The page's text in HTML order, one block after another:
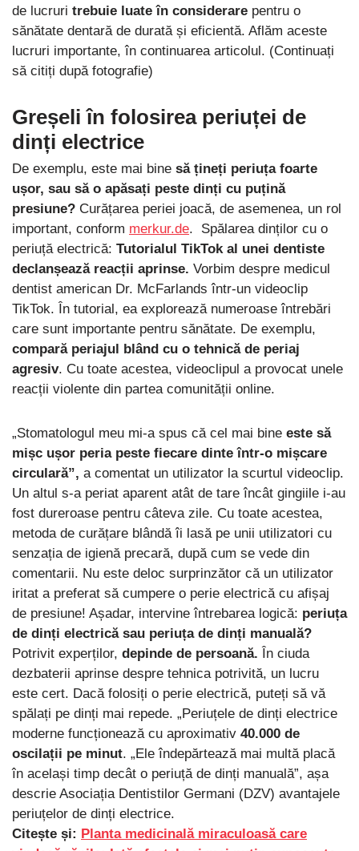
de lucruri trebuie luate în considerare pentru o
sănătate dentară de durată și eficientă. Aflăm aceste
lucruri importante, în continuarea articolul. (Continuați
să citiți după fotografie)
Greșeli în folosirea periuței de
dinți electrice
De exemplu, este mai bine să țineți periuța foarte
ușor, sau să o apăsați peste dinți cu puțină
presiune? Curățarea periei joacă, de asemenea, un rol
important, conform merkur.de. Spălarea dinților cu o
periuță electrică: Tutorialul TikTok al unei dentiste
declanșează reacții aprinse. Vorbim despre medicul
dentist american Dr. McFarlands într-un videoclip
TikTok. În tutorial, ea explorează numeroase întrebări
care sunt importante pentru sănătate. De exemplu,
compară periajul blând cu o tehnică de periaj
agresiv. Cu toate acestea, videoclipul a provocat unele
reacții violente din partea comunității online.
„Stomatologul meu mi-a spus că cel mai bine este să
mișc ușor peria peste fiecare dinte într-o mișcare
circulară”, a comentat un utilizator la scurtul videoclip.
Un altul s-a periat aparent atât de tare încât gingiile i-au
fost dureroase pentru câteva zile. Cu toate acestea,
metoda de curățare blândă îi lasă pe unii utilizatori cu
senzația de igienă precară, după cum se vede din
comentarii. Nu este deloc surprinzător că un utilizator
iritat a preferat să cumpere o perie electrică cu afișaj
de presiune! Așadar, intervine întrebarea logică: periuța
de dinți electrică sau periuța de dinți manuală?
Potrivit experților, depinde de persoană. În ciuda
dezbaterii aprinse despre tehnica potrivită, un lucru
este cert. Dacă folosiți o perie electrică, puteți să vă
spălați pe dinți mai repede. „Periuțele de dinți electrice
moderne funcționează cu aproximativ 40.000 de
oscilații pe minut. „Ele îndepărtează mai multă placă
în același timp decât o periuță de dinți manuală”, așa
descrie Asociația Dentistilor Germani (DZV) avantajele
periuțelor de dinți electrice.
Citește și: Planta medicinală miraculoasă care